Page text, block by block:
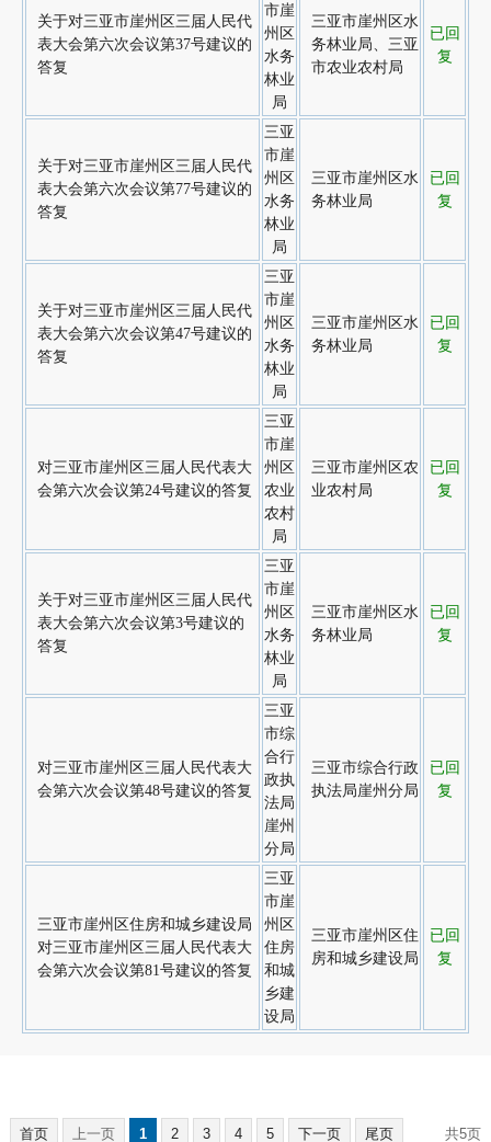
关于对三亚市崖州区三届人民代
表大会第六次会议第37号建议的
答复
市崖
州区
水务
林业
局
三亚市崖州区水
务林业局、三亚
市农业农村局
已回
复
关于对三亚市崖州区三届人民代
表大会第六次会议第77号建议的
答复
三亚
市崖
州区
水务
林业
局
三亚市崖州区水
务林业局
已回
复
关于对三亚市崖州区三届人民代
表大会第六次会议第47号建议的
答复
三亚
市崖
州区
水务
林业
局
三亚市崖州区水
务林业局
已回
复
对三亚市崖州区三届人民代表大
会第六次会议第24号建议的答复
三亚
市崖
州区
农业
农村
局
三亚市崖州区农
业农村局
已回
复
关于对三亚市崖州区三届人民代
表大会第六次会议第3号建议的
答复
三亚
市崖
州区
水务
林业
局
三亚市崖州区水
务林业局
已回
复
对三亚市崖州区三届人民代表大
会第六次会议第48号建议的答复
三亚
市综
合行
政执
法局
崖州
分局
三亚市综合行政
执法局崖州分局
已回
复
三亚市崖州区住房和城乡建设局
对三亚市崖州区三届人民代表大
会第六次会议第81号建议的答复
三亚
市崖
州区
住房
和城
乡建
设局
三亚市崖州区住
房和城乡建设局
已回
复
首页 上一页 1 2 3 4 5 下一页 尾页 共5页